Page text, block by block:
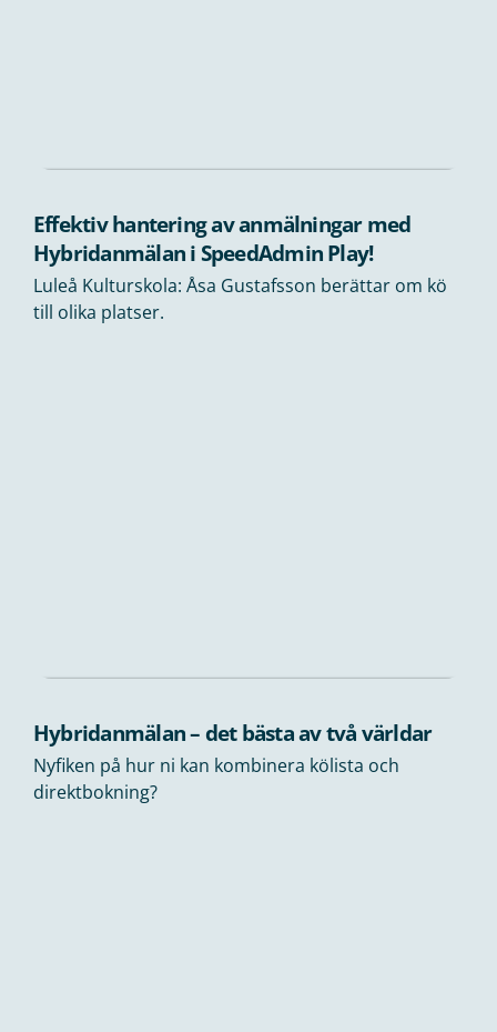
Effektiv hantering av anmälningar med
Hybridanmälan i SpeedAdmin Play!
Luleå Kulturskola: Åsa Gustafsson berättar om kö
till olika platser.
Hybridanmälan – det bästa av två världar
‍Nyfiken på hur ni kan kombinera kölista och
direktbokning?